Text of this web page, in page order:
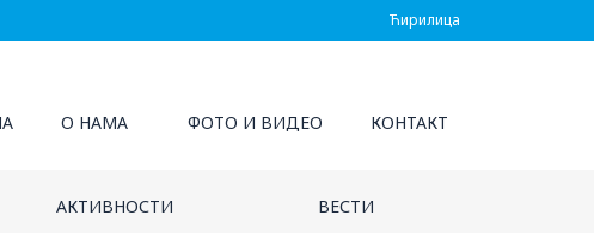
Ћирилица
О НАМА ФОТО И ВИДЕО КОНТАКТ
АКТИВНОСТИ ВЕСТИ